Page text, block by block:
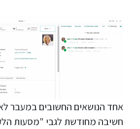
אחד הנושאים החשובים במעבר
חשיבה מחודשת לגבי "מסעות